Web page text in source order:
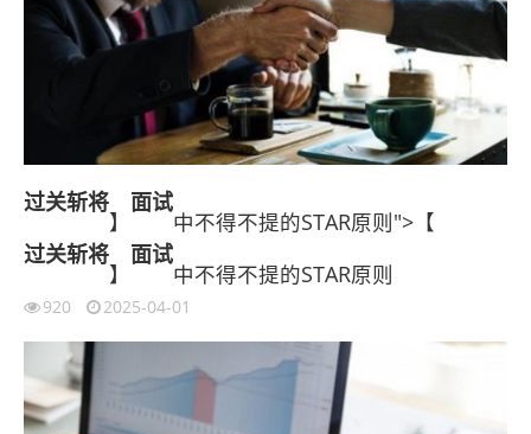
过关斩将
】
面试
中不得不提的STAR原则">【
过关斩将
】
面试
中不得不提的STAR原则
920 2025-04-01